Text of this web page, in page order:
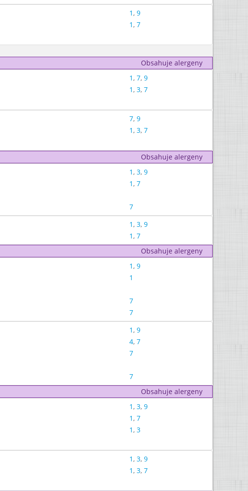
1, 9
1, 7
Obsahuje alergeny
1, 7, 9
1, 3, 7
7, 9
1, 3, 7
Obsahuje alergeny
1, 3, 9
1, 7
7
1, 3, 9
1, 7
Obsahuje alergeny
1, 9
1
7
7
1, 9
4, 7
7
7
Obsahuje alergeny
1, 3, 9
1, 7
1, 3
1, 3, 9
1, 3, 7